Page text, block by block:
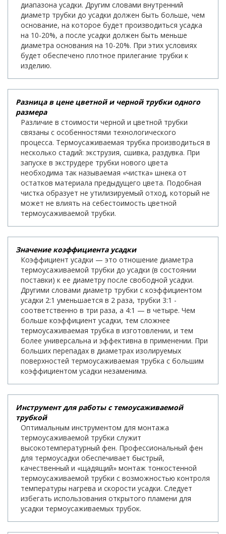
диапазона усадки. Другим словами внутренний
диаметр трубки до усадки должен быть больше, чем
основание, на которое будет производиться усадка
на 10-20%, а после усадки должен быть меньше
диаметра основания на 10-20%. При этих условиях
будет обеспечено плотное прилегание трубки к
изделию.
Разница в цене цветной и черной трубки одного
размера
Различие в стоимости черной и цветной трубки
связаны с особенностями технологического
процесса. Термоусаживаемая трубка производиться в
несколько стадий: экструзия, сшивка, раздувка. При
запуске в экструдере трубки нового цвета
необходима так называемая «чистка» шнека от
остатков материала предыдущего цвета. Подобная
чистка образует не утилизируемый отход, который не
может не влиять на себестоимость цветной
термоусаживаемой трубки.
Значение коэффициента усадки
Коэффициент усадки — это отношение диаметра
термоусаживаемой трубки до усадки (в состоянии
поставки) к ее диаметру после свободной усадки.
Другими словами диаметр трубки с коэффициентом
усадки 2:1 уменьшается в 2 раза, трубки 3:1 -
соответственно в три раза, а 4:1 — в четыре. Чем
больше коэффициент усадки, тем сложнее
термоусаживаемая трубка в изготовлении, и тем
более универсальна и эффективна в применении. При
больших перепадах в диаметрах изолируемых
поверхностей термоусаживаемая трубка с большим
коэффициентом усадки незаменима.
Инструмент для работы с темоусаживаемой
трубкой
Оптимальным инструментом для монтажа
термоусаживаемой трубки служит
высокотемпературный фен. Профессиональный фен
для термоусадки обеспечивает быстрый,
качественный и «щадящий» монтаж тонкостенной
термоусаживаемой трубки с возможностью контроля
температуры нагрева и скорости усадки. Следует
избегать использования открытого пламени для
усадки термоусаживаемых трубок.